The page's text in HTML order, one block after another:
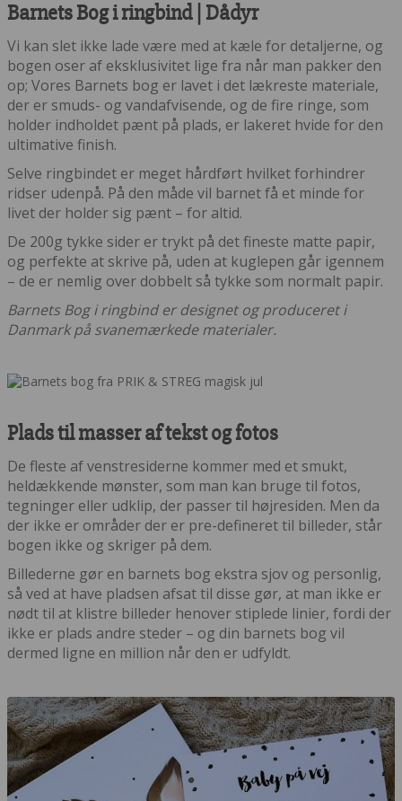
Barnets Bog i ringbind | Dådyr
Vi kan slet ikke lade være med at kæle for detaljerne, og
bogen oser af eksklusivitet lige fra når man pakker den
op; Vores Barnets bog er lavet i det lækreste materiale,
der er smuds- og vandafvisende, og de fire ringe, som
holder indholdet pænt på plads, er lakeret hvide for den
ultimative finish.
Selve ringbindet er meget hårdført hvilket forhindrer
ridser udenpå. På den måde vil barnet få et minde for
livet der holder sig pænt – for altid.
De 200g tykke sider er trykt på det fineste matte papir,
og perfekte at skrive på, uden at kuglepen går igennem
– de er nemlig over dobbelt så tykke som normalt papir.
Barnets Bog i ringbind er designet og produceret i
Danmark på svanemærkede materialer.
Plads til masser af tekst og fotos
De fleste af venstresiderne kommer med et smukt,
heldækkende mønster, som man kan bruge til fotos,
tegninger eller udklip, der passer til højresiden. Men da
der ikke er områder der er pre-defineret til billeder, står
bogen ikke og skriger på dem.
Billederne gør en barnets bog ekstra sjov og personlig,
så ved at have pladsen afsat til disse gør, at man ikke er
nødt til at klistre billeder henover stiplede linier, fordi der
ikke er plads andre steder – og din barnets bog vil
dermed ligne en million når den er udfyldt.